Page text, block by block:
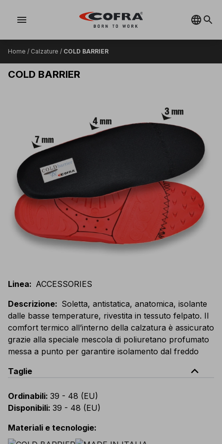
menu
Home / Calzature / COLD BARRIER
COLD BARRIER
Linea: ACCESSORIES
Descrizione: Soletta, antistatica, anatomica, isolante
dalle basse temperature, rivestita in tessuto felpato. Il
comfort termico all’interno della calzatura è assicurato
grazie alla speciale mescola di poliuretano profumato
messa a punto per garantire isolamento dal freddo
Taglie
expand_less
Ordinabili: 39 - 48 (EU)
Disponibili: 39 - 48 (EU)
Materiali e tecnologie: